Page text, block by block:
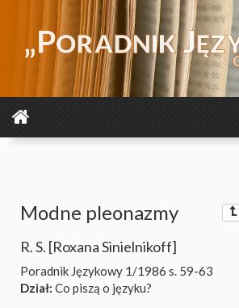
Modne pleonazmy
R. S. [Roxana Sinielnikoff]
Poradnik Językowy 1/1986 s. 59-63
Dział: Co piszą o języku?